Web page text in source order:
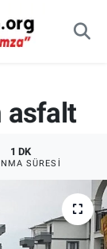
asfalt
1 DK
SÜRESI